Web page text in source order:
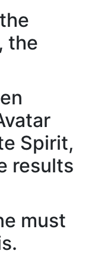
the
Spirit,
results
must